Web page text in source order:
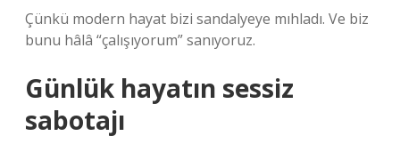
Çünkü modern hayat bizi sandalyeye mıhladı. Ve biz
bunu hâlâ “çalışıyorum” sanıyoruz.
Günlük hayatın sessiz
sabotajı